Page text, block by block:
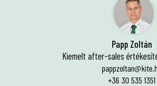
Papp Zoltán
Kiemelt after-sales
+36 30 535 1351